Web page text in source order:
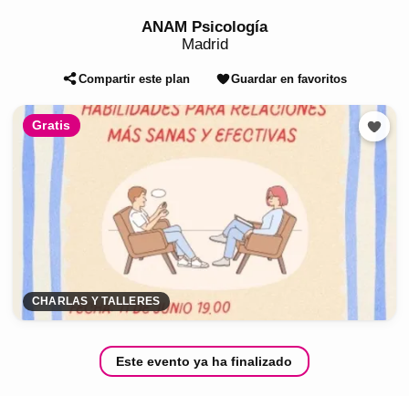
ANAM Psicología
Madrid
Compartir este plan Guardar en favoritos
Gratis
CHARLAS Y TALLERES
Este evento ya ha finalizado